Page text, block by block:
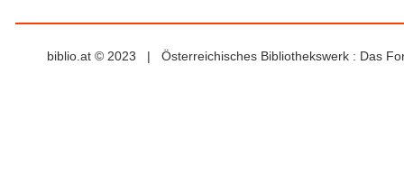
biblio.at © 2023 | Österreichisches Bibliothekswerk : Das